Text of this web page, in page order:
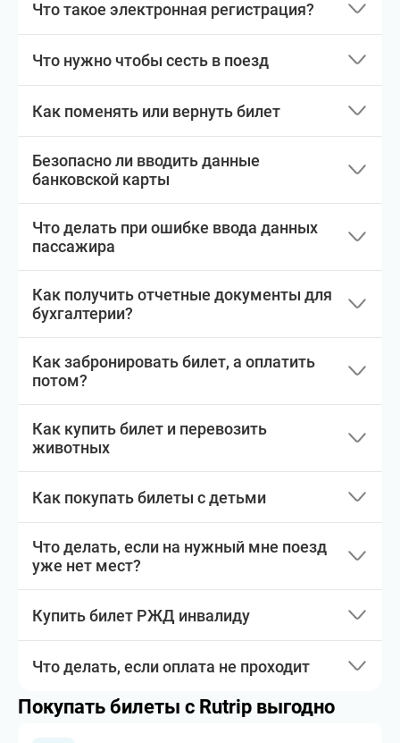
Что такое электронная регистрация?
Что нужно чтобы сесть в поезд
Как поменять или вернуть билет
Безопасно ли вводить данные
банковской карты
Что делать при ошибке ввода данных
пассажира
Как получить отчетные документы для
бухгалтерии?
Как забронировать билет, а оплатить
потом?
Как купить билет и перевозить
животных
Как покупать билеты с детьми
Что делать, если на нужный мне поезд
уже нет мест?
Купить билет РЖД инвалиду
Что делать, если оплата не проходит
Покупать билеты с Rutrip выгодно